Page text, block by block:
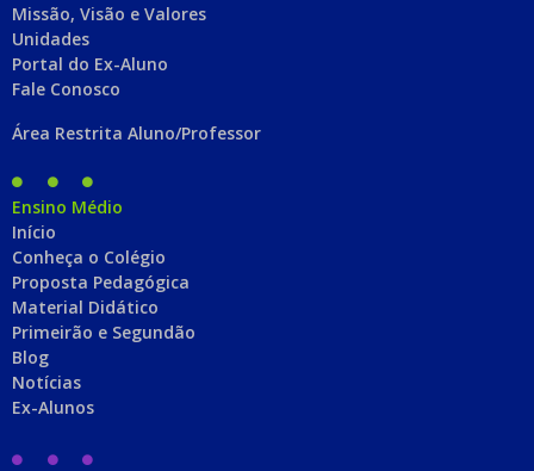
Missão, Visão e Valores
Unidades
Portal do Ex-Aluno
Fale Conosco
Área Restrita Aluno/Professor
Ensino Médio
Início
Conheça o Colégio
Proposta Pedagógica
Material Didático
Primeirão e Segundão
Blog
Notícias
Ex-Alunos